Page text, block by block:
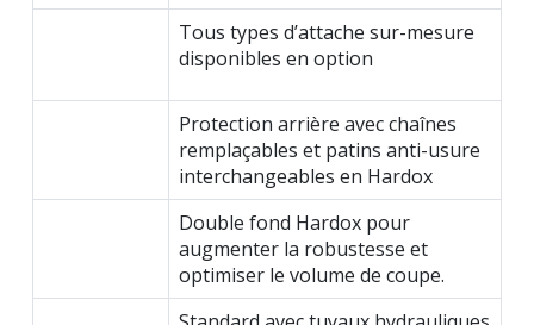
Tous types d’attache sur-mesure
disponibles en option
Protection arrière avec chaînes
remplaçables et patins anti-usure
interchangeables en Hardox
Double fond Hardox pour
augmenter la robustesse et
optimiser le volume de coupe.